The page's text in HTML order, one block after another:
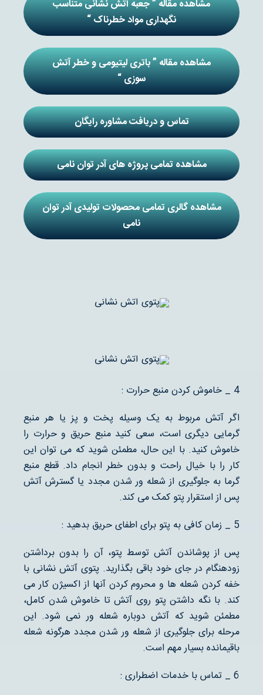
مشاهده مقاله ” جعبه آتش نشانی متناسب
نگهداری مواد خطرناک “
مشاهده مقاله ” باتری لیتیومی و خطر آتش
سوزی “
تماس و دریافت مشاوره رایگان
مشاهده تمامی پروژه های آدر توان نامی
مشاهده گالری تمامی محصولات تولیدی آدر توان
نامی
4 _ خاموش کردن منبع حرارت :
اگر آتش مربوط به یک وسیله پخت و پز یا هر منبع
گرمایی دیگری است، سعی کنید منبع حریق و حرارت را
خاموش کنید. با این حال، مطمئن شوید که می توان این
کار را با خیال راحت و بدون خطر انجام داد. قطع منبع
گرما به جلوگیری از شعله ور شدن مجدد یا گسترش آتش
پس از استقرار پتو کمک می کند.
5 _ زمان کافی به پتو برای اطفای حریق بدهید :
پس از پوشاندن آتش توسط پتو، آن را بدون برداشتن
زودهنگام در جای خود باقی بگذارید. پتوی آتش نشانی با
خفه کردن شعله ها و محروم کردن آنها از اکسیژن کار می
کند. با نگه داشتن پتو روی آتش تا خاموش شدن کامل،
مطمئن شوید که آتش دوباره شعله ور نمی شود. این
مرحله برای جلوگیری از شعله ور شدن مجدد هرگونه شعله
باقیمانده بسیار مهم است.
6 _ تماس با خدمات اضطراری :